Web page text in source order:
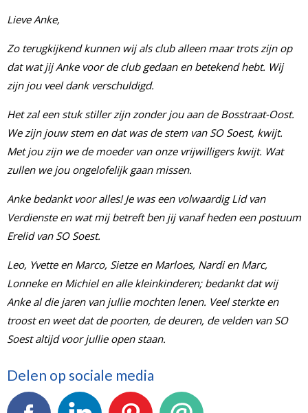
Lieve Anke,
Zo terugkijkend kunnen wij als club alleen maar trots zijn op
dat wat jij Anke voor de club gedaan en betekend hebt. Wij
zijn jou veel dank verschuldigd.
Het zal een stuk stiller zijn zonder jou aan de Bosstraat-Oost.
We zijn jouw stem en dat was de stem van SO Soest, kwijt.
Met jou zijn we de moeder van onze vrijwilligers kwijt. Wat
zullen we jou ongelofelijk gaan missen.
Anke bedankt voor alles! Je was een volwaardig Lid van
Verdienste en wat mij betreft ben jij vanaf heden een postuum
Erelid van SO Soest.
Leo, Yvette en Marco, Sietze en Marloes, Nardi en Marc,
Lonneke en Michiel en alle kleinkinderen; bedankt dat wij
Anke al die jaren van jullie mochten lenen. Veel sterkte en
troost en weet dat de poorten, de deuren, de velden van SO
Soest altijd voor jullie open staan.
Delen op sociale media